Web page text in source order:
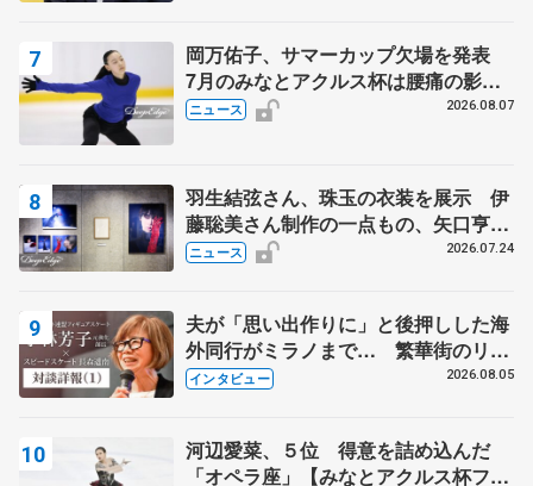
岡万佑子、サマーカップ欠場を発表
7月のみなとアクルス杯は腰痛の影響
で
ニュース 2026.08.07
羽生結弦さん、珠玉の衣装を展示 伊
藤聡美さん制作の一点もの、矢口亨さ
んが撮影
ニュース 2026.07.24
夫が「思い出作りに」と後押しした海
外同行がミラノまで… 繁華街のリン
クでは不良のお兄さんも味方に 小林
インタビュー 2026.08.05
河辺愛菜、５位 得意を詰め込んだ
「オペラ座」【みなとアクルス杯フリ